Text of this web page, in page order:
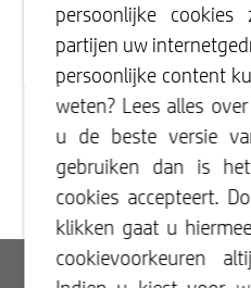
persoonlijke
partijen uw
persoonlijke content
weten? Lees alles
u de beste versie
gebruiken dan is
cookies accepteert.
klikken gaat u
cookievoorkeuren